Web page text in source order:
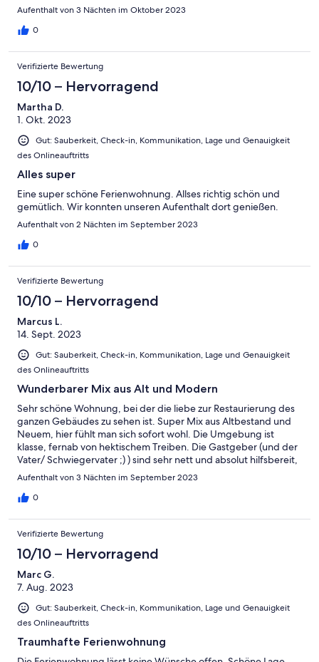
Aufenthalt von 3 Nächten im Oktober 2023
0
Verifizierte Bewertung
10/10 – Hervorragend
Martha D.
1. Okt. 2023
Gut: Sauberkeit, Check-in, Kommunikation, Lage und Genauigkeit
des Onlineauftritts
Alles super
Eine super schöne Ferienwohnung. Allses richtig schön und
gemütlich. Wir konnten unseren Aufenthalt dort genießen.
Aufenthalt von 2 Nächten im September 2023
0
Verifizierte Bewertung
10/10 – Hervorragend
Marcus L.
14. Sept. 2023
Gut: Sauberkeit, Check-in, Kommunikation, Lage und Genauigkeit
des Onlineauftritts
Wunderbarer Mix aus Alt und Modern
Sehr schöne Wohnung, bei der die liebe zur Restaurierung des
ganzen Gebäudes zu sehen ist. Super Mix aus Altbestand und
Neuem, hier fühlt man sich sofort wohl. Die Umgebung ist
klasse, fernab von hektischem Treiben. Die Gastgeber (und der
Vater/ Schwiegervater ;) ) sind sehr nett und absolut hilfsbereit,
ohne dabei aufdringlich zu wirken. Auch ein gemütliches Bier
auf der Terrasse kann man mit ihnen trinken. Alles in allem ein
super Kurzurlaub, wenn die größere Wohnung fertig ist (mit
kommen wir gerne wieder :) Alles Gute!
Aufenthalt von 3 Nächten im September 2023
0
Verifizierte Bewertung
10/10 – Hervorragend
Marc G.
7. Aug. 2023
Gut: Sauberkeit, Check-in, Kommunikation, Lage und Genauigkeit
des Onlineauftritts
Traumhafte Ferienwohnung